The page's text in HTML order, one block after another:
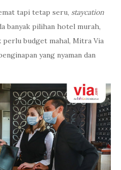
tapi tetap seru, staycation
banyak pilihan hotel murah,
budget mahal, Mitra Via
yang nyaman dan